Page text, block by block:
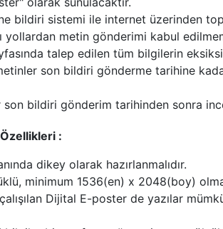
bildiri sistemi ile internet üzerinden
yollardan metin gönderimi kabul
talep edilen tüm bilgilerin
son bildiri gönderme tarihine
son bildiri gönderim tarihinden sonra
:
dikey olarak hazırlanmalıdır.
minimum 1536(en) x 2048(boy)
Dijital E-poster de yazılar